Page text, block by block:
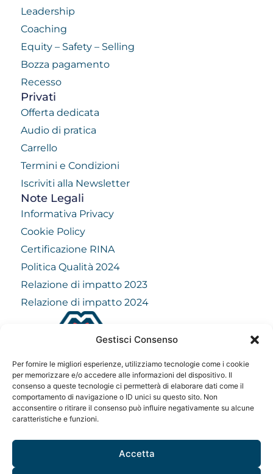
Gestisci Consenso
Per fornire le migliori esperienze, utilizziamo tecnologie come i cookie
per memorizzare e/o accedere alle informazioni del dispositivo. Il
consenso a queste tecnologie ci permetterà di elaborare dati come il
comportamento di navigazione o ID unici su questo sito. Non
acconsentire o ritirare il consenso può influire negativamente su alcune
caratteristiche e funzioni.
Accetta
Leadership
Coaching
Equity – Safety – Selling
Bozza pagamento
Recesso
Privati
Offerta dedicata
Audio di pratica
Carrello
Termini e Condizioni
Iscriviti alla Newsletter
Note Legali
Informativa Privacy
Cookie Policy
Certificazione RINA
Politica Qualità 2024
Relazione di impatto 2023
Relazione di impatto 2024
info@mindfulvision.it
MindfulVision srl
“Società Benefit”
Via Monte Rosa 21, 20149, Milano
C.F. / P. IVA: 12706961005